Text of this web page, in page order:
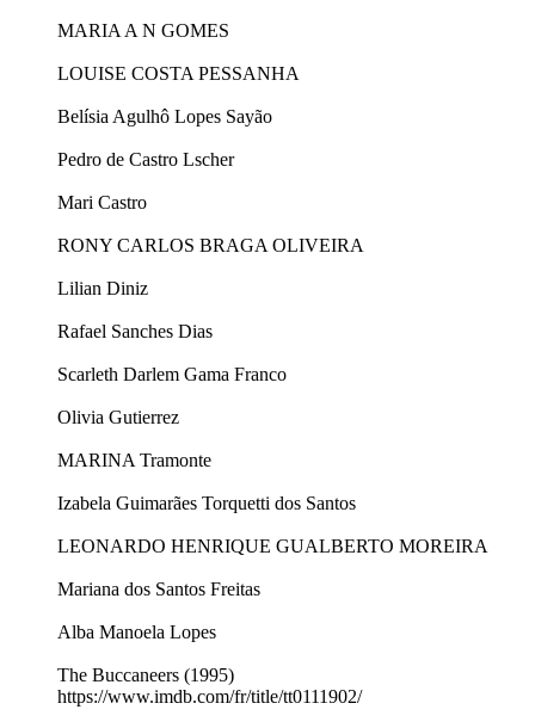
MARIA A N GOMES
LOUISE COSTA PESSANHA
Belísia Agulhô Lopes Sayão
Pedro de Castro Lscher
Mari Castro
RONY CARLOS BRAGA OLIVEIRA
Lilian Diniz
Rafael Sanches Dias
Scarleth Darlem Gama Franco
Olivia Gutierrez
MARINA Tramonte
Izabela Guimarães Torquetti dos Santos
LEONARDO HENRIQUE GUALBERTO MOREIRA
Mariana dos Santos Freitas
Alba Manoela Lopes
The Buccaneers (1995)
https://www.imdb.com/fr/title/tt0111902/